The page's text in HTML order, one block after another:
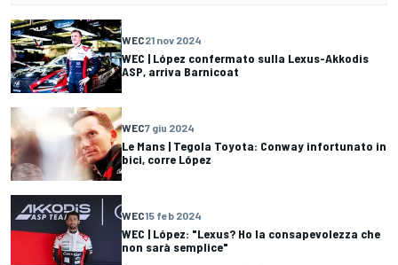
WEC21 nov 2024
WEC | López confermato sulla Lexus-Akkodis
ASP, arriva Barnicoat
WEC7 giu 2024
Le Mans | Tegola Toyota: Conway infortunato in
bici, corre López
WEC15 feb 2024
WEC | López: "Lexus? Ho la consapevolezza che
non sarà semplice"